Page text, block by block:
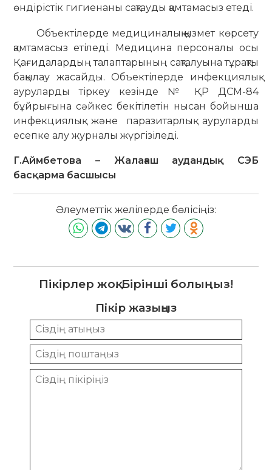
өндірістік гигиенаны сақтауды қамтамасыз етеді.
Объектілерде медициналық қызмет көрсету
қамтамасыз етіледі. Медицина персоналы осы
Қағидалардың талаптарының сақталуына тұрақты
бақылау жасайды. Объектілерде инфекциялық
ауруларды тіркеу кезінде № ҚР ДСМ-84
бұйрығына сәйкес бекітілетін нысан бойынша
инфекциялық және паразитарлық ауруларды
есепке алу журналы жүргізіледі.
Г.Аймбетова – Жалағаш аудандық СЭБ
басқарма басшысы
Әлеуметтік желілерде бөлісіңіз:
Пікірлер жоқ. Бірінші болыңыз!
Пікір жазыңыз